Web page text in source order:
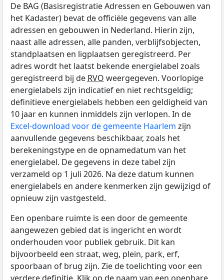
De BAG (Basisregistratie Adressen en Gebouwen van
het Kadaster) bevat de officiële gegevens van alle
adressen en gebouwen in Nederland. Hierin zijn,
naast alle adressen, alle panden, verblijfsobjecten,
standplaatsen en ligplaatsen geregistreerd. Per
adres wordt het laatst bekende energielabel zoals
geregistreerd bij de RVO weergegeven. Voorlopige
energielabels zijn indicatief en niet rechtsgeldig;
definitieve energielabels hebben een geldigheid van
10 jaar en kunnen inmiddels zijn verlopen. In de
Excel-download voor de gemeente Haarlem zijn
aanvullende gegevens beschikbaar, zoals het
berekeningstype en de opnamedatum van het
energielabel. De gegevens in deze tabel zijn
verzameld op 1 juli 2026. Na deze datum kunnen
energielabels en andere kenmerken zijn gewijzigd of
opnieuw zijn vastgesteld.
Een openbare ruimte is een door de gemeente
aangewezen gebied dat is ingericht en wordt
onderhouden voor publiek gebruik. Dit kan
bijvoorbeeld een straat, weg, plein, park, erf,
spoorbaan of brug zijn. Zie de toelichting voor een